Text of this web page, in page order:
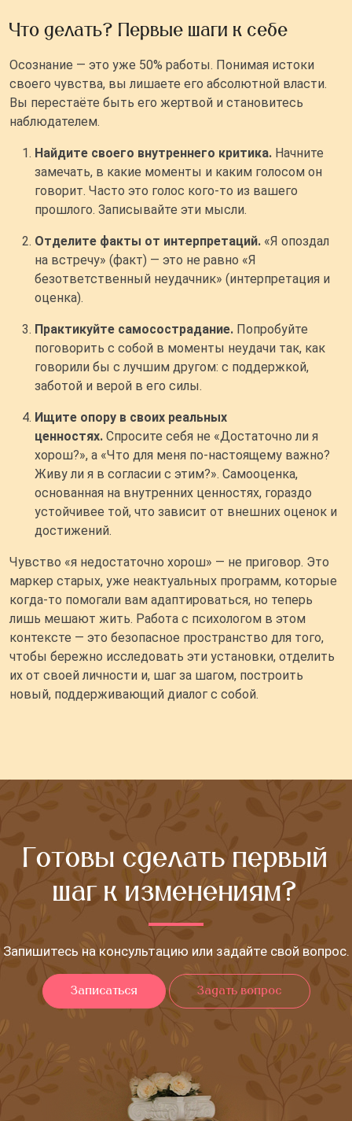
Что делать? Первые шаги к себе
Осознание — это уже 50% работы. Понимая истоки
своего чувства, вы лишаете его абсолютной власти.
Вы перестаёте быть его жертвой и становитесь
наблюдателем.
Найдите своего внутреннего критика. Начните
замечать, в какие моменты и каким голосом он
говорит. Часто это голос кого-то из вашего
прошлого. Записывайте эти мысли.
Отделите факты от интерпретаций. «Я опоздал
на встречу» (факт) — это не равно «Я
безответственный неудачник» (интерпретация и
оценка).
Практикуйте самосострадание. Попробуйте
поговорить с собой в моменты неудачи так, как
говорили бы с лучшим другом: с поддержкой,
заботой и верой в его силы.
Ищите опору в своих реальных
ценностях. Спросите себя не «Достаточно ли я
хорош?», а «Что для меня по-настоящему важно?
Живу ли я в согласии с этим?». Самооценка,
основанная на внутренних ценностях, гораздо
устойчивее той, что зависит от внешних оценок и
достижений.
Чувство «я недостаточно хорош» — не приговор. Это
маркер старых, уже неактуальных программ, которые
когда-то помогали вам адаптироваться, но теперь
лишь мешают жить. Работа с психологом в этом
контексте — это безопасное пространство для того,
чтобы бережно исследовать эти установки, отделить
их от своей личности и, шаг за шагом, построить
новый, поддерживающий диалог с собой.
Готовы сделать первый
шаг к изменениям?
Запишитесь на консультацию или задайте свой вопрос.
Записаться Задать вопрос